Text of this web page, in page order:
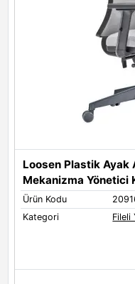
Loosen Plastik Ayak
Mekanizma Yönetici
Ürün Kodu
Kategori
Fileli